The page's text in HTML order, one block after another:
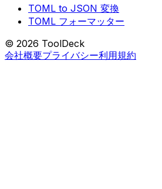
TOML to JSON 変換
TOML フォーマッター
© 2026 ToolDeck
会社概要プライバシー利用規約